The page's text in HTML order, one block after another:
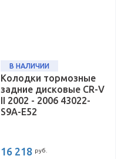
В НАЛИЧИИ
Колодки тормозные
задние дисковые CR-V
II 2002 - 2006 43022-
S9A-E52
16 218 руб.